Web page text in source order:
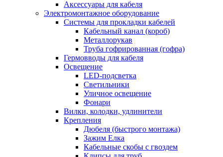
Аксессуары для кабеля
Электромонтажное оборудование
Системы для прокладки кабелей
Кабельный канал (короб)
Металлорукав
Труба гофрированная (гофра)
Гермовводы для кабеля
Освещение
LED-подсветка
Светильники
Уличное освещение
Фонари
Вилки, колодки, удлинители
Крепления
Дюбеля (быстрого монтажа)
Зажим Елка
Кабельные скобы с гвоздем